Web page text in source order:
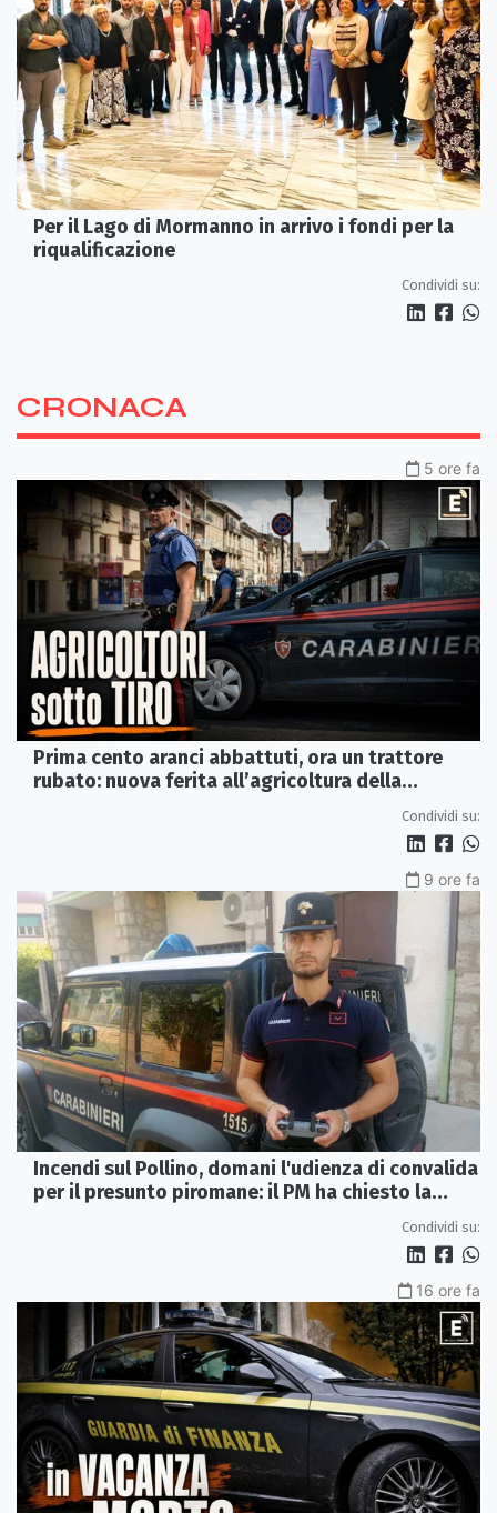
Per il Lago di Mormanno in arrivo i fondi per la
riqualificazione
Condividi su:
CRONACA
5 ore fa
Prima cento aranci abbattuti, ora un trattore
rubato: nuova ferita all’agricoltura della
Condividi su:
9 ore fa
Incendi sul Pollino, domani l'udienza di convalida
per il presunto piromane: il PM ha chiesto la
Condividi su:
16 ore fa